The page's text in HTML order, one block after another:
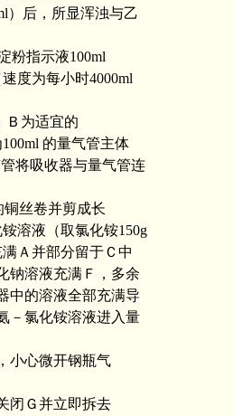
）后，所显浑浊与乙
粉指示液100ml
度为每小时4000ml
Ｂ为适宜的
的量气管主体
将吸收器与量气管连
铜丝卷并剪成长
溶液（取氯化铵150g
Ａ并部分留于Ｃ中
钠溶液充满Ｆ，多余
中的溶液全部充满导
－氯化铵溶液进入量
小心微开钢瓶气
闭Ｇ并立即拆去